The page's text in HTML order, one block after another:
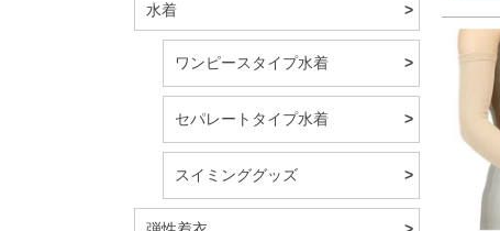
水着
ワンピースタイプ水着
セパレートタイプ水着
スイミンググッズ